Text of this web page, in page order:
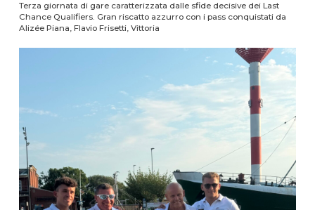
Terza giornata di gare caratterizzata dalle sfide decisive dei Last
Chance Qualifiers. Gran riscatto azzurro con i pass conquistati da
Alizée Piana, Flavio Frisetti, Vittoria